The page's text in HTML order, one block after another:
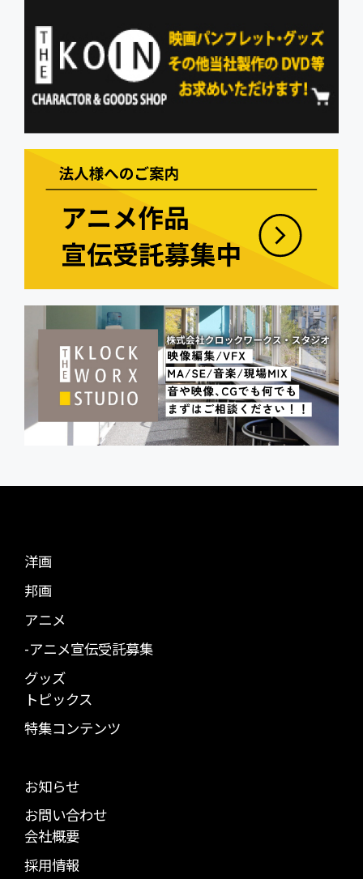
洋画
邦画
アニメ
-アニメ宣伝受託募集
グッズ
トピックス
特集コンテンツ
お知らせ
お問い合わせ
会社概要
採用情報